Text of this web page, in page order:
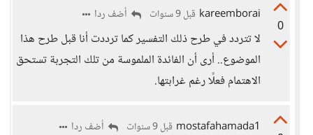
0
kareemborai قبل 9 سنوات أضف ردا
لا تتردد في طرح ذلك التفسير كما ترددت أنا قبل طرح هذا
الموضوع.. أرى أن الفائدة الملموسة من تلك التجربة تستحق
الاهتمام فعلًا رغم غرابتها.
mostafahamada1 قبل 9 سنوات أضف ردا